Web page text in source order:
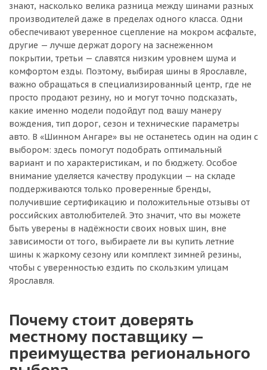
знают, насколько велика разница между шинами разных
производителей даже в пределах одного класса. Одни
обеспечивают уверенное сцепление на мокром асфальте,
другие — лучше держат дорогу на заснеженном
покрытии, третьи — славятся низким уровнем шума и
комфортом езды. Поэтому, выбирая шины в Ярославле,
важно обращаться в специализированный центр, где не
просто продают резину, но и могут точно подсказать,
какие именно модели подойдут под вашу манеру
вождения, тип дорог, сезон и технические параметры
авто. В «Шинном Ангаре» вы не останетесь один на один с
выбором: здесь помогут подобрать оптимальный
вариант и по характеристикам, и по бюджету. Особое
внимание уделяется качеству продукции — на складе
поддерживаются только проверенные бренды,
получившие сертификацию и положительные отзывы от
российских автолюбителей. Это значит, что вы можете
быть уверены в надёжности своих новых шин, вне
зависимости от того, выбираете ли вы купить летние
шины к жаркому сезону или комплект зимней резины,
чтобы с уверенностью ездить по скользким улицам
Ярославля.
Почему стоит доверять
местному поставщику —
преимущества регионального